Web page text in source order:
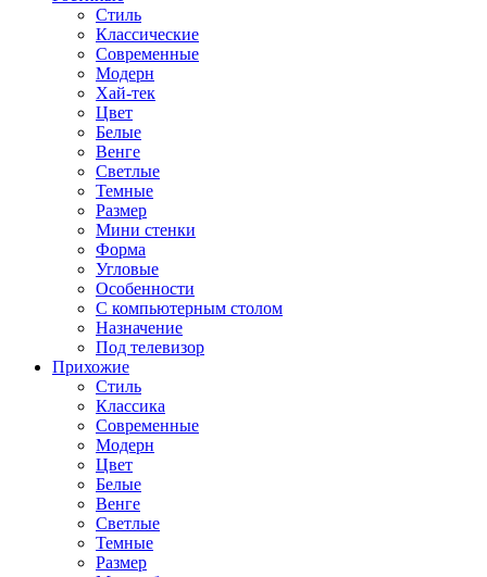
Стиль
Классические
Современные
Модерн
Хай-тек
Цвет
Белые
Венге
Светлые
Темные
Размер
Мини стенки
Форма
Угловые
Особенности
С компьютерным столом
Назначение
Под телевизор
Прихожие
Стиль
Классика
Современные
Модерн
Цвет
Белые
Венге
Светлые
Темные
Размер